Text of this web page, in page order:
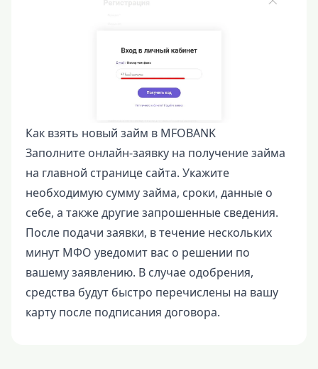
Как взять новый займ в MFOBANK
Заполните онлайн-заявку на получение займа
на главной странице сайта. Укажите
необходимую сумму займа, сроки, данные о
себе, а также другие запрошенные сведения.
После подачи заявки, в течение нескольких
минут МФО уведомит вас о решении по
вашему заявлению. В случае одобрения,
средства будут быстро перечислены на вашу
карту после подписания договора.